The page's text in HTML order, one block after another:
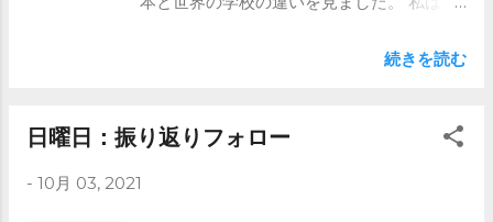
に 通っていました。 もう30以上前になり
つかご紹介しましょう。 前提として、 私
続きを読む
日曜日：振り返りフォロー
- 10月 03, 2021